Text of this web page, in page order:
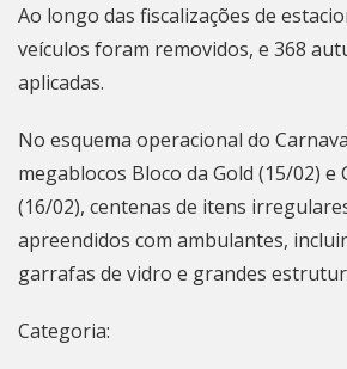
Ao longo das fiscalizações de
veículos foram removidos, e 368
aplicadas.
No esquema operacional do
megablocos Bloco da Gold (15/02) e
(16/02), centenas de itens
apreendidos com ambulantes,
garrafas de vidro e grandes
Categoria: